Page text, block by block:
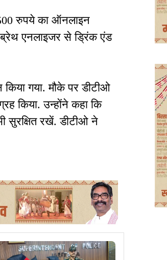
रुपये का ऑनलाइन
ब्रेथ एनलाइजर से ड्रिंक एंड
गया. मौके पर डीटीओ
किया. उन्होंने कहा कि
सुरक्षित रखें. डीटीओ ने